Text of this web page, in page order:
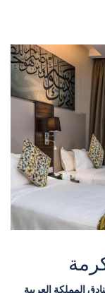
المملكة العربية